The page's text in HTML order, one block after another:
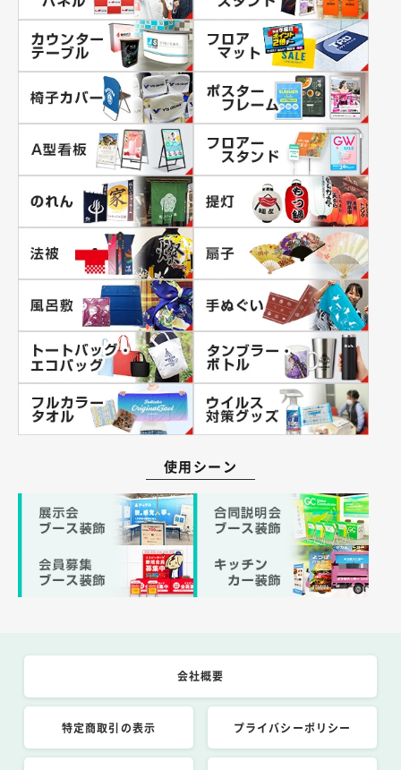
使用シーン
会社概要
特定商取引の表示 プライバシーポリシー